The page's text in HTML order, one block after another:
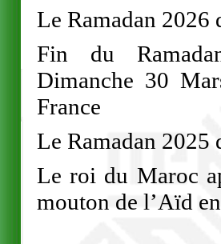
Le Ramadan 2026
Fin du
Dimanche 30
France
Le Ramadan 2025
Le roi du Maroc
mouton de l’Aïd